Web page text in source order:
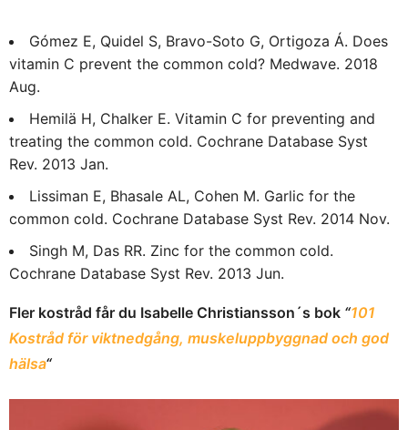
Gómez E, Quidel S, Bravo-Soto G, Ortigoza Á. Does
vitamin C prevent the common cold? Medwave. 2018
Aug.
Hemilä H, Chalker E. Vitamin C for preventing and
treating the common cold. Cochrane Database Syst
Rev. 2013 Jan.
Lissiman E, Bhasale AL, Cohen M. Garlic for the
common cold. Cochrane Database Syst Rev. 2014 Nov.
Singh M, Das RR. Zinc for the common cold.
Cochrane Database Syst Rev. 2013 Jun.
Fler kostråd får du Isabelle Christiansson´s bok “101
Kostråd för viktnedgång, muskeluppbyggnad och god
hälsa“